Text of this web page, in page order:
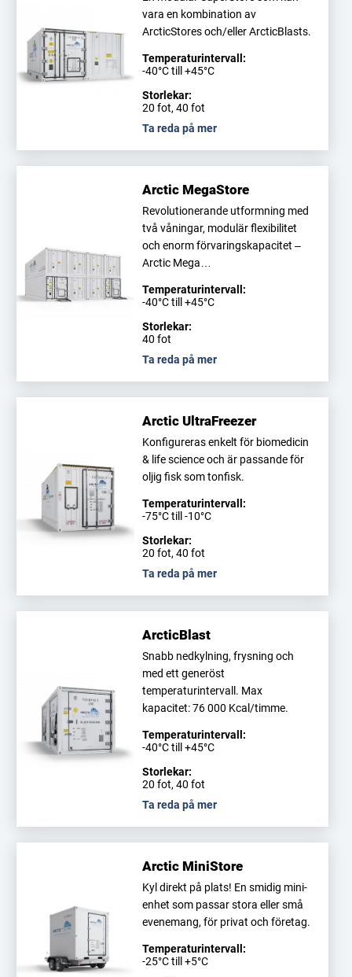
vara en kombination av
ArcticStores och/eller ArcticBlasts.
Temperaturintervall:
-40°C till +45°C
Storlekar:
20 fot, 40 fot
Ta reda på mer
Arctic MegaStore
Revolutionerande utformning med
två våningar, modulär flexibilitet
och enorm förvaringskapacitet –
Arctic Mega…
Temperaturintervall:
-40°C till +45°C
Storlekar:
40 fot
Ta reda på mer
Arctic UltraFreezer
Konfigureras enkelt för biomedicin
& life science och är passande för
oljig fisk som tonfisk.
Temperaturintervall:
-75°C till -10°C
Storlekar:
20 fot, 40 fot
Ta reda på mer
ArcticBlast
Snabb nedkylning, frysning och
med ett generöst
temperaturintervall. Max
kapacitet: 76 000 Kcal/timme.
Temperaturintervall:
-40°C till +45°C
Storlekar:
20 fot, 40 fot
Ta reda på mer
Arctic MiniStore
Kyl direkt på plats! En smidig mini-
enhet som passar stora eller små
evenemang, för privat och företag.
Temperaturintervall:
-25°C till +5°C